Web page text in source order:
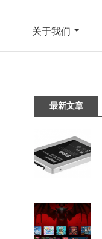
关于我们
最新文章